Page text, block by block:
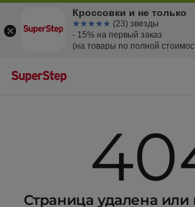
Страница удалена
Кроссовки и не только
☆☆☆☆☆
★★★★★ (23) звезды
- 15% на первый заказ
(на товары по полной